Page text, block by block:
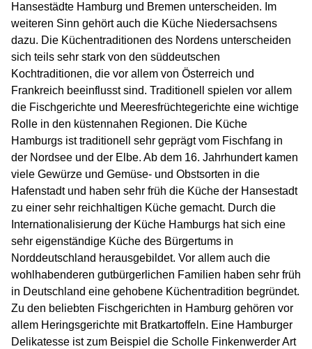
Hansestädte Hamburg und Bremen unterscheiden. Im
weiteren Sinn gehört auch die Küche Niedersachsens
dazu. Die Küchentraditionen des Nordens unterscheiden
sich teils sehr stark von den süddeutschen
Kochtraditionen, die vor allem von Österreich und
Frankreich beeinflusst sind. Traditionell spielen vor allem
die Fischgerichte und Meeresfrüchtegerichte eine wichtige
Rolle in den küstennahen Regionen. Die Küche
Hamburgs ist traditionell sehr geprägt vom Fischfang in
der Nordsee und der Elbe. Ab dem 16. Jahrhundert kamen
viele Gewürze und Gemüse- und Obstsorten in die
Hafenstadt und haben sehr früh die Küche der Hansestadt
zu einer sehr reichhaltigen Küche gemacht. Durch die
Internationalisierung der Küche Hamburgs hat sich eine
sehr eigenständige Küche des Bürgertums in
Norddeutschland herausgebildet. Vor allem auch die
wohlhabenderen gutbürgerlichen Familien haben sehr früh
in Deutschland eine gehobene Küchentradition begründet.
Zu den beliebten Fischgerichten in Hamburg gehören vor
allem Heringsgerichte mit Bratkartoffeln. Eine Hamburger
Delikatesse ist zum Beispiel die Scholle Finkenwerder Art